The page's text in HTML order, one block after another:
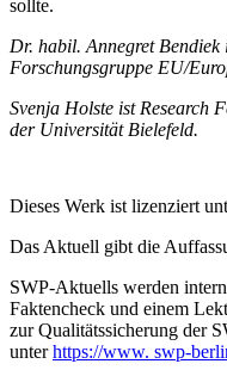
sollte.
Dr. habil. Annegret
Forschungsgruppe EU/
Svenja Holste ist Research
der Universität Bielefeld.
Dieses Werk ist lizenziert
Das Aktuell gibt die
SWP-Aktuells werden
Faktencheck und einem
zur Qualitätssicherung der
unterhttps://www. swp-